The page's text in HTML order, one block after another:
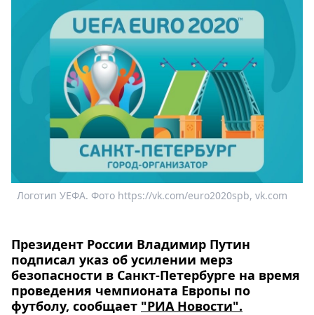
Книги
Выставки
Пресс-
релизы
О
Metro
Стримы
Спецпроекты
Звезды
Выборы
2026
Логотип УЕФА. Фото https://vk.com/euro2020spb, vk.com
Президент России Владимир Путин
подписал указ об усилении мерз
безопасности в Санкт-Петербурге на время
проведения чемпионата Европы по
футболу, сообщает "РИА Новости".